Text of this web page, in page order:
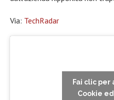
Via: TechRadar
Fai clic per
Cookie